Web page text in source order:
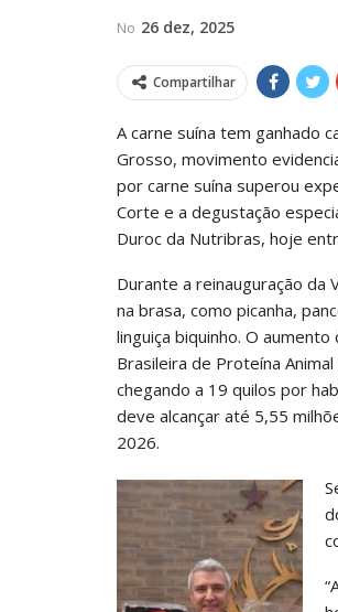
No 26 dez, 2025
Compartilhar
A carne suína tem ganhado
Grosso, movimento
por carne suína superou
Corte e a degustação
Duroc da Nutribras, hoje
Durante a reinauguração da
na brasa, como picanha,
linguiça biquinho. O
Brasileira de Proteína
chegando a 19 quilos por
deve alcançar até 5,55
2026.